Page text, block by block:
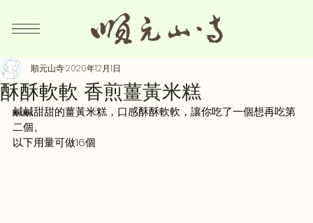
酥酥軟軟 香煎薑黃米糕
順元山寺2020年12月1日
鹹鹹甜甜的薑黃米糕，口感酥酥軟軟，讓你吃了一個想再吃第
二個。
以下用量可做16個